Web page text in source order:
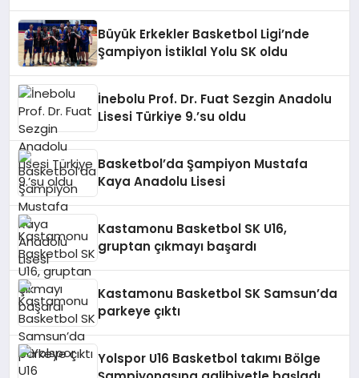
Büyük Erkekler Basketbol Ligi’nde
Şampiyon İstiklal Yolu SK oldu
İnebolu Prof. Dr. Fuat Sezgin Anadolu
Lisesi Türkiye 9.’su oldu
Basketbol’da Şampiyon Mustafa
Kaya Anadolu Lisesi
Kastamonu Basketbol SK U16,
gruptan çıkmayı başardı
Kastamonu Basketbol SK Samsun’da
parkeye çıktı
Yolspor U16 Basketbol takımı Bölge